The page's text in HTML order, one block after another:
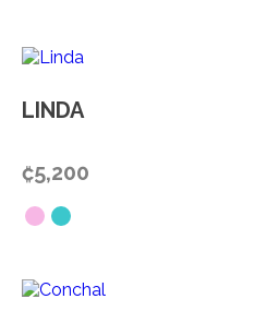
LINDA
₡5,200